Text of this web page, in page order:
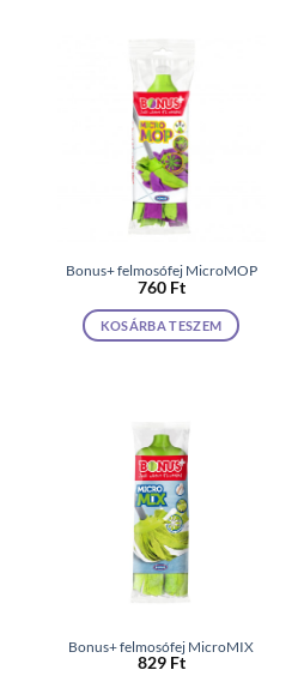
Bonus+ felmosófej MicroMOP
760 Ft
KOSÁRBA TESZEM
Bonus+ felmosófej MicroMIX
829 Ft